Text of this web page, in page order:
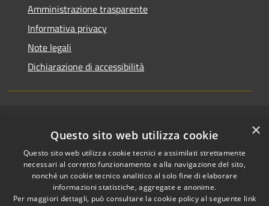
Amministrazione trasparente
Informativa privacy
Note legali
Dichiarazione di accessibilità
Accessibilità
Privacy
Cookie
Mappa del sito
Area riservata
Copyright © 2026 • Comune di
Riccione • Powered by
Municipium•Accesso
redazione
×
Questo sito web utilizza cookie
Questo sito web utilizza cookie tecnici e assimilati strettamente
necessari al corretto funzionamento e alla navigazione del sito,
nonché un cookie tecnico analitico al solo fine di elaborare
informazioni statistiche, aggregate e anonime.
Per maggiori dettagli, può consultare la cookie policy al seguente link